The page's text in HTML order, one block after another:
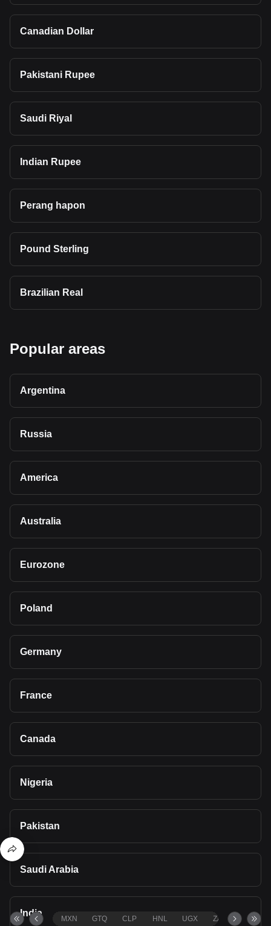
Canadian Dollar
Pakistani Rupee
Saudi Riyal
Indian Rupee
Perang hapon
Pound Sterling
Brazilian Real
Popular areas
Argentina
Russia
America
Australia
Eurozone
Poland
Germany
France
Canada
Nigeria
Pakistan
Saudi Arabia
India
MXN GTQ CLP HNL UGX ZAR TND